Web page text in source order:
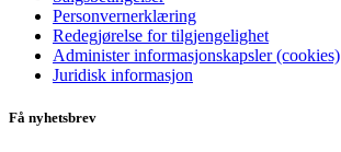
Personvernerklæring
Redegjørelse for tilgjengelighet
Administer informasjonskapsler (cookies)
Juridisk informasjon
Få nyhetsbrev